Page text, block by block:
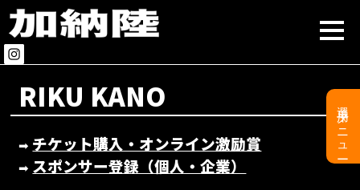
選手用メニュー
RIKU KANO
➡︎ チケット購入・オンライン激励賞
➡︎ スポンサー登録（個人・企業）